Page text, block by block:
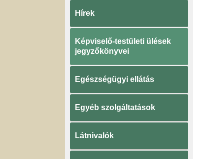
Hírek
Képviselő-testületi ülések
jegyzőkönyvei
Egészségügyi ellátás
Egyéb szolgáltatások
Látnivalók